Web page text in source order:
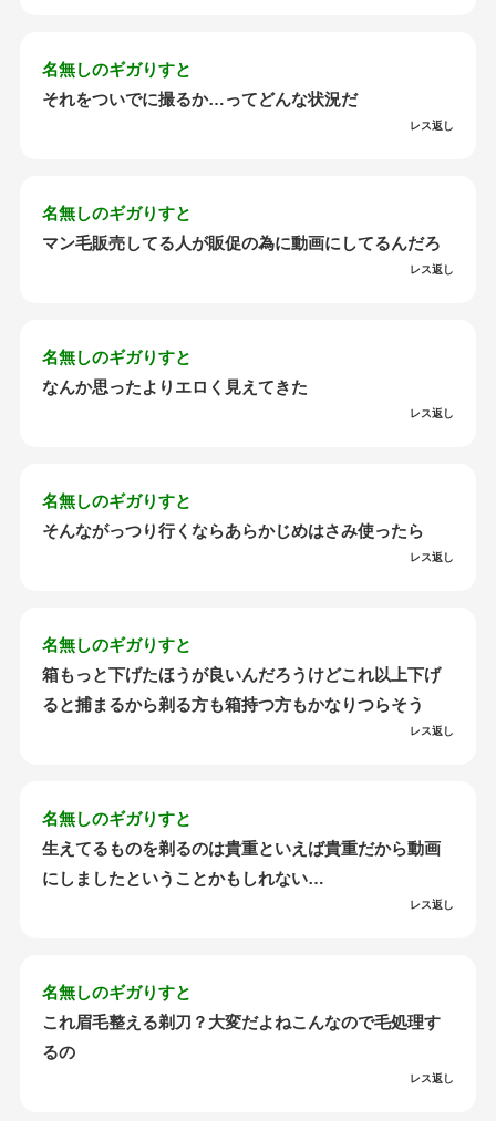
名無しのギガりすと
それをついでに撮るか…ってどんな状況だ
レス返し
名無しのギガりすと
マン毛販売してる人が販促の為に動画にしてるんだろ
レス返し
名無しのギガりすと
なんか思ったよりエロく見えてきた
レス返し
名無しのギガりすと
そんながっつり行くならあらかじめはさみ使ったら
レス返し
名無しのギガりすと
箱もっと下げたほうが良いんだろうけどこれ以上下げ
ると捕まるから剃る方も箱持つ方もかなりつらそう
レス返し
名無しのギガりすと
生えてるものを剃るのは貴重といえば貴重だから動画
にしましたということかもしれない…
レス返し
名無しのギガりすと
これ眉毛整える剃刀？大変だよねこんなので毛処理す
るの
レス返し